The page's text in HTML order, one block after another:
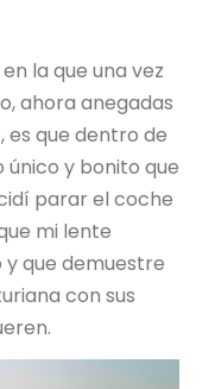
la que una vez
ahora anegadas
es que dentro de
único y bonito que
parar el coche
mi lente
que demuestre
con sus